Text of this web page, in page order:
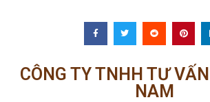
CÔNG TY TNHH TƯ
NAM